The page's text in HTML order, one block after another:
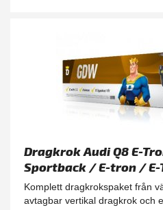
Dragkrok Audi Q8 E-
Sportback / E-tron /
GDW - Avtagbar
Komplett dragkrokspaket från
avtagbar vertikal dragkrok och